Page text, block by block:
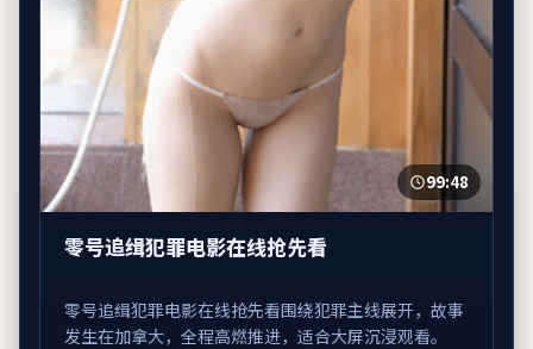
99:48
零号追缉犯罪电影在线抢先看
零号追缉犯罪电影在线抢先看围绕犯罪主线展开，故事
发生在加拿大，全程高燃推进，适合大屏沉浸观看。